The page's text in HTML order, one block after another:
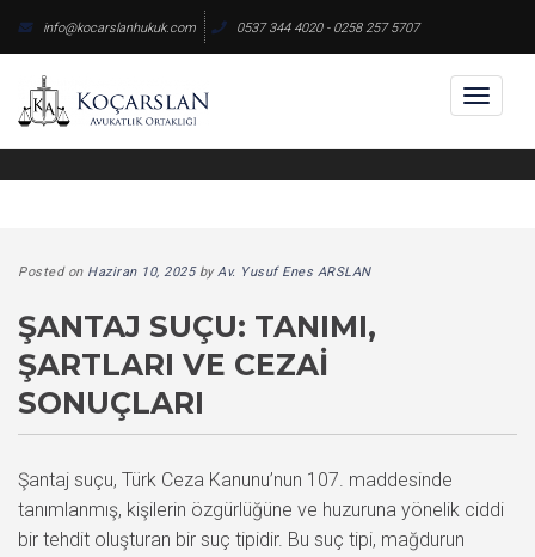
content
info@kocarslanhukuk.com 0537 344 4020 - 0258 257 5707
Posted on Haziran 10, 2025byAv. Yusuf Enes ARSLAN
ŞANTAJ SUÇU: TANIMI,
ŞARTLARI VE CEZAI
SONUÇLARI
Şantaj suçu, Türk Ceza Kanunu’nun 107. maddesinde
tanımlanmış, kişilerin özgürlüğüne ve huzuruna yönelik ciddi
bir tehdit oluşturan bir suç tipidir. Bu suç tipi, mağdurun